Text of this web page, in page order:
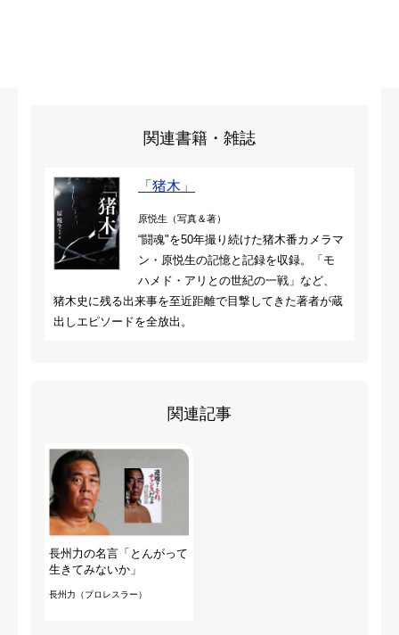
関連書籍・雑誌
「猪木」
原悦生（写真＆著）
“闘魂"を50年撮り続けた猪木番カメラマ
ン・原悦生の記憶と記録を収録。「モ
ハメド・アリとの世紀の一戦」など、
猪木史に残る出来事を至近距離で目撃してきた著者が蔵
出しエピソードを全放出。
関連記事
長州力の名言「とんがって
生きてみないか」
長州力（プロレスラー）